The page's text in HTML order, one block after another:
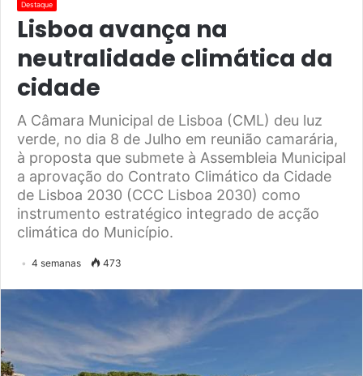
Destaque
Lisboa avança na
neutralidade climática da
cidade
A Câmara Municipal de Lisboa (CML) deu luz
verde, no dia 8 de Julho em reunião camarária,
à proposta que submete à Assembleia Municipal
a aprovação do Contrato Climático da Cidade
de Lisboa 2030 (CCC Lisboa 2030) como
instrumento estratégico integrado de acção
climática do Município.
4 semanas 473